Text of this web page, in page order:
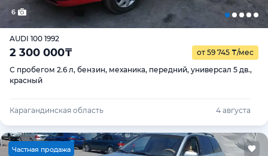
6
AUDI 100 1992
2 300 000₸ от 59 745 ₸/мес
С пробегом 2.6 л, бензин, механика, передний, универсал 5 дв.,
красный
Карагандинская область 4 августа
Частная продажа